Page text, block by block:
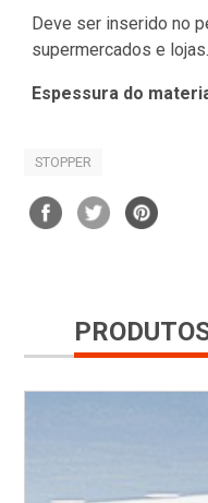
Deve ser inserido no
supermercados e lojas.
Espessura do
STOPPER